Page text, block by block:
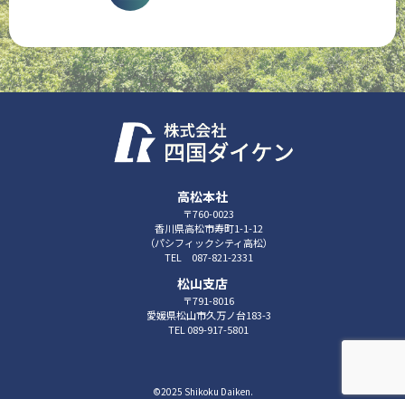
高松本社
〒760-0023
香川県高松市寿町1-1-12
（パシフィックシティ高松）
TEL 087-821-2331
松山支店
〒791-8016
愛媛県松山市久万ノ台183-3
TEL 089-917-5801
©2025 Shikoku Daiken.